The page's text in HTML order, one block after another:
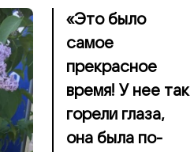
«Это было
самое
прекрасное
время! У нее так
горели глаза,
она была по-